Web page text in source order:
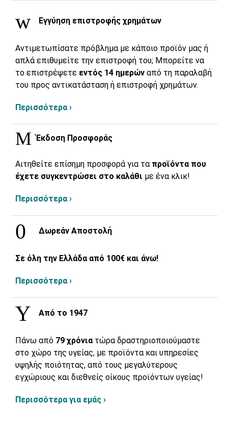
Εγγύηση επιστροφής χρημάτων
Αντιμετωπίσατε πρόβλημα με κάποιο προϊόν μας ή
απλά επιθυμείτε την επιστροφή του; Μπορείτε να
το επιστρέψετε εντός 14 ημερών από τη παραλαβή
του προς αντικατάσταση ή επιστροφή χρημάτων.
Περισσότερα ›
Έκδοση Προσφοράς
Αιτηθείτε επίσημη προσφορά για τα προϊόντα που
έχετε συγκεντρώσει στο καλάθι με ένα κλικ!
Περισσότερα ›
Δωρεάν Αποστολή
Σε όλη την Ελλάδα από 100€ και άνω!
Περισσότερα ›
Από το 1947
Πάνω από 79 χρόνια τώρα δραστηριοποιούμαστε
στο χώρο της υγείας, με προϊόντα και υπηρεσίες
υψηλής ποιότητας, από τους μεγαλύτερους
εγχώριους και διεθνείς οίκους προϊόντων υγείας!
Περισσότερα για εμάς ›